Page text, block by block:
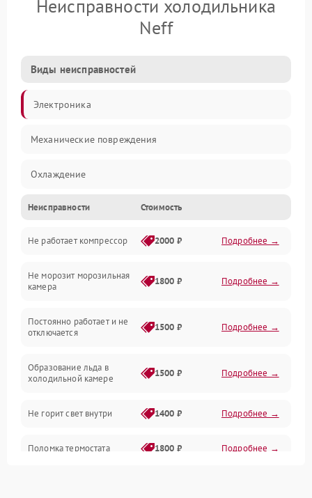
Неисправности холодильника
Neff
Виды неисправностей
Электроника
Механические повреждения
Охлаждение
Механика
Электропитание
Дренаж
Неисправности Стоимость
Не работает компрессор 2000 ₽ Подробнее →
Не морозит морозильная
камера
1800 ₽ Подробнее →
Постоянно работает и не
отключается
1500 ₽ Подробнее →
Образование льда в
холодильной камере
1500 ₽ Подробнее →
Не горит свет внутри 1400 ₽ Подробнее →
Поломка термостата 1800 ₽ Подробнее →